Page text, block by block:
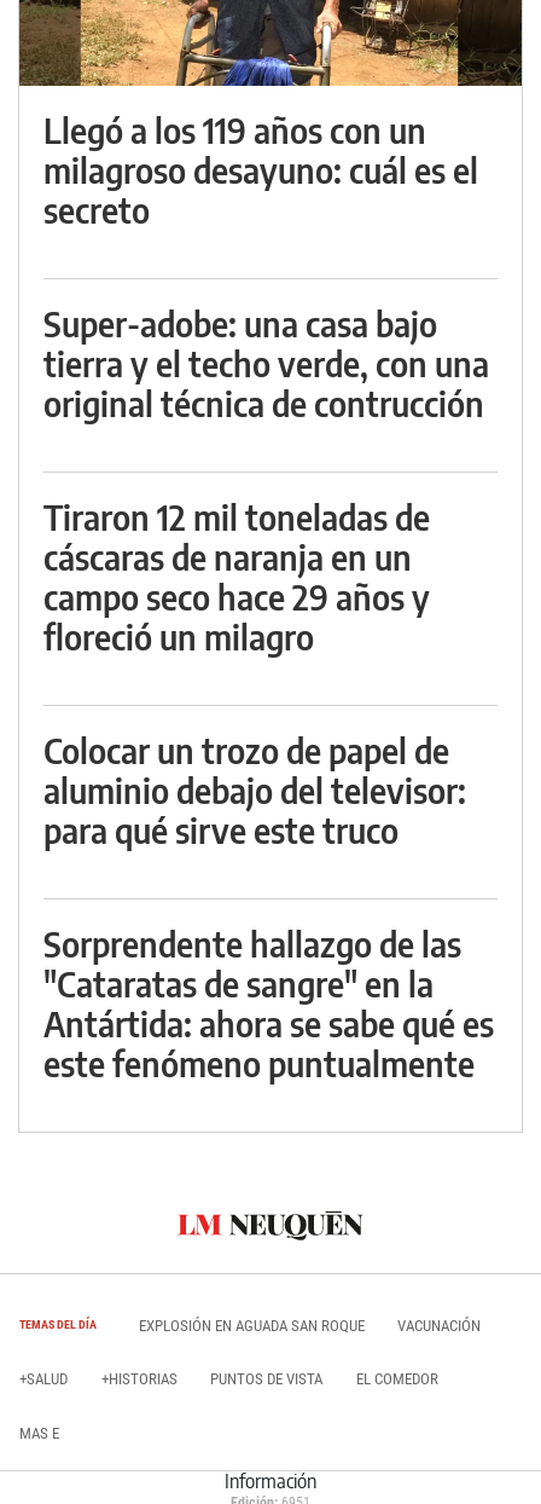
Llegó a los 119 años con un
milagroso desayuno: cuál es el
secreto
Super-adobe: una casa bajo
tierra y el techo verde, con una
original técnica de contrucción
Tiraron 12 mil toneladas de
cáscaras de naranja en un
campo seco hace 29 años y
floreció un milagro
Colocar un trozo de papel de
aluminio debajo del televisor:
para qué sirve este truco
Sorprendente hallazgo de las
"Cataratas de sangre" en la
Antártida: ahora se sabe qué es
este fenómeno puntualmente
TEMAS DEL DÍA EXPLOSIÓN EN AGUADA SAN ROQUE VACUNACIÓN
+SALUD +HISTORIAS PUNTOS DE VISTA EL COMEDOR
MAS E
Información